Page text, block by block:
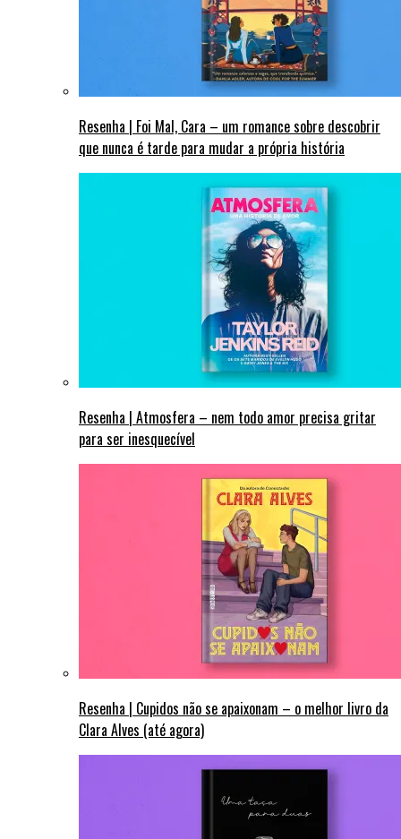
Resenha | Foi Mal, Cara – um romance sobre descobrir
que nunca é tarde para mudar a própria história
Resenha | Atmosfera – nem todo amor precisa gritar
para ser inesquecível
Resenha | Cupidos não se apaixonam – o melhor livro da
Clara Alves (até agora)